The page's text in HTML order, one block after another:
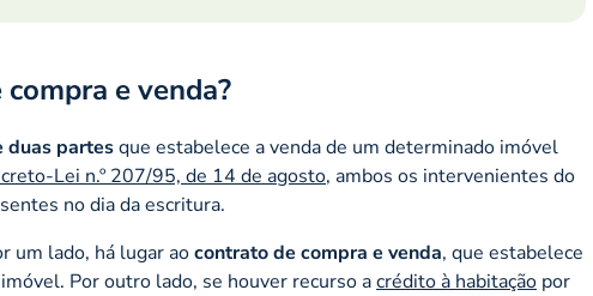
e venda?
duas partesque estabelece a venda de um determinado imóvel
Lei n.º 207/95, de 14 de agosto, ambos os intervenientes do
no dia da escritura.
um lado, há lugar aocontrato de compra e venda, que estabelece
Por outro lado, se houver recurso acrédito à habitação por